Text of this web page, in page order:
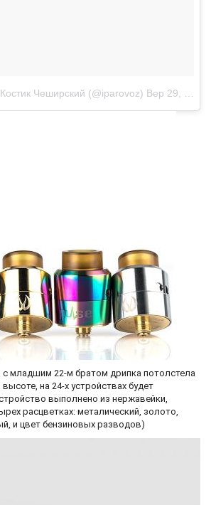
Чеширский (@iparovoz) Вер 29, 2017 о 7:41 PDT
младшим 22-м братом дрипка потолстела
на 24-х устройствах будет
выполнено из нержавейки,
расцветках: металический, золото,
и цвет бензиновых разводов)